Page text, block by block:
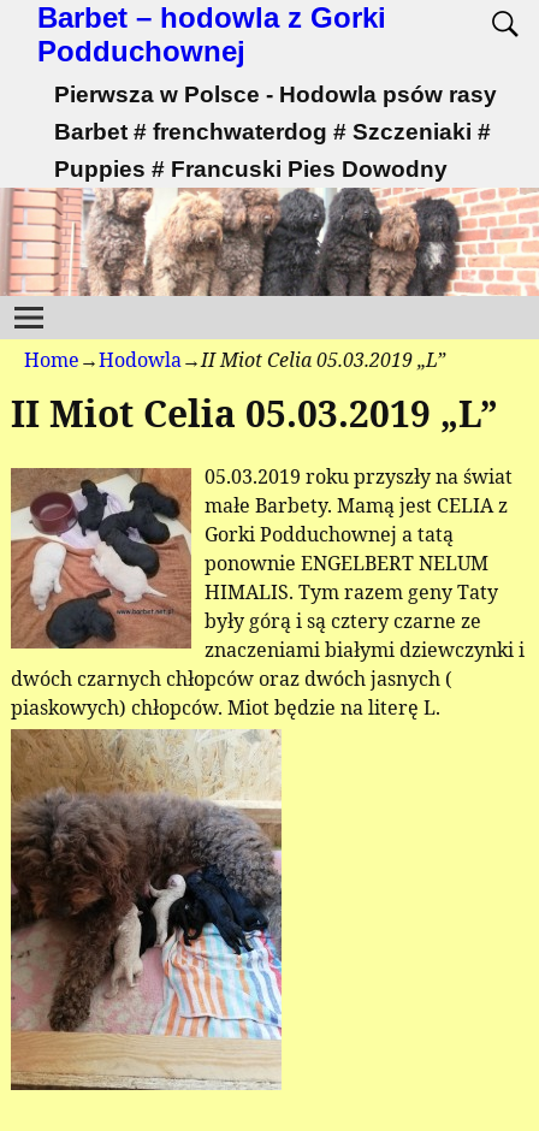
Barbet – hodowla z Gorki
Podduchownej
Pierwsza w Polsce - Hodowla psów rasy
Barbet # frenchwaterdog # Szczeniaki #
Puppies # Francuski Pies Dowodny
Home→Hodowla→II Miot Celia 05.03.2019 „L”
II Miot Celia 05.03.2019 „L”
05.03.2019 roku przyszły na świat
małe Barbety. Mamą jest CELIA z
Gorki Podduchownej a tatą
ponownie ENGELBERT NELUM
HIMALIS. Tym razem geny Taty
były górą i są cztery czarne ze
znaczeniami białymi dziewczynki i
dwóch czarnych chłopców oraz dwóch jasnych (
piaskowych) chłopców. Miot będzie na literę L.